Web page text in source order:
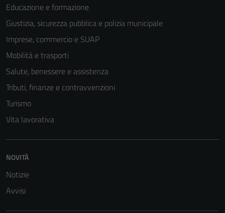
Educazione e formazione
Giustizia, sicurezza pubblica e polizia municipale
Imprese, commercio e SUAP
Mobilità e trasporti
Salute, benessere e assistenza
Tributi, finanze e contravvenzioni
Turismo
Vita lavorativa
NOVITÀ
Notizie
Avvisi